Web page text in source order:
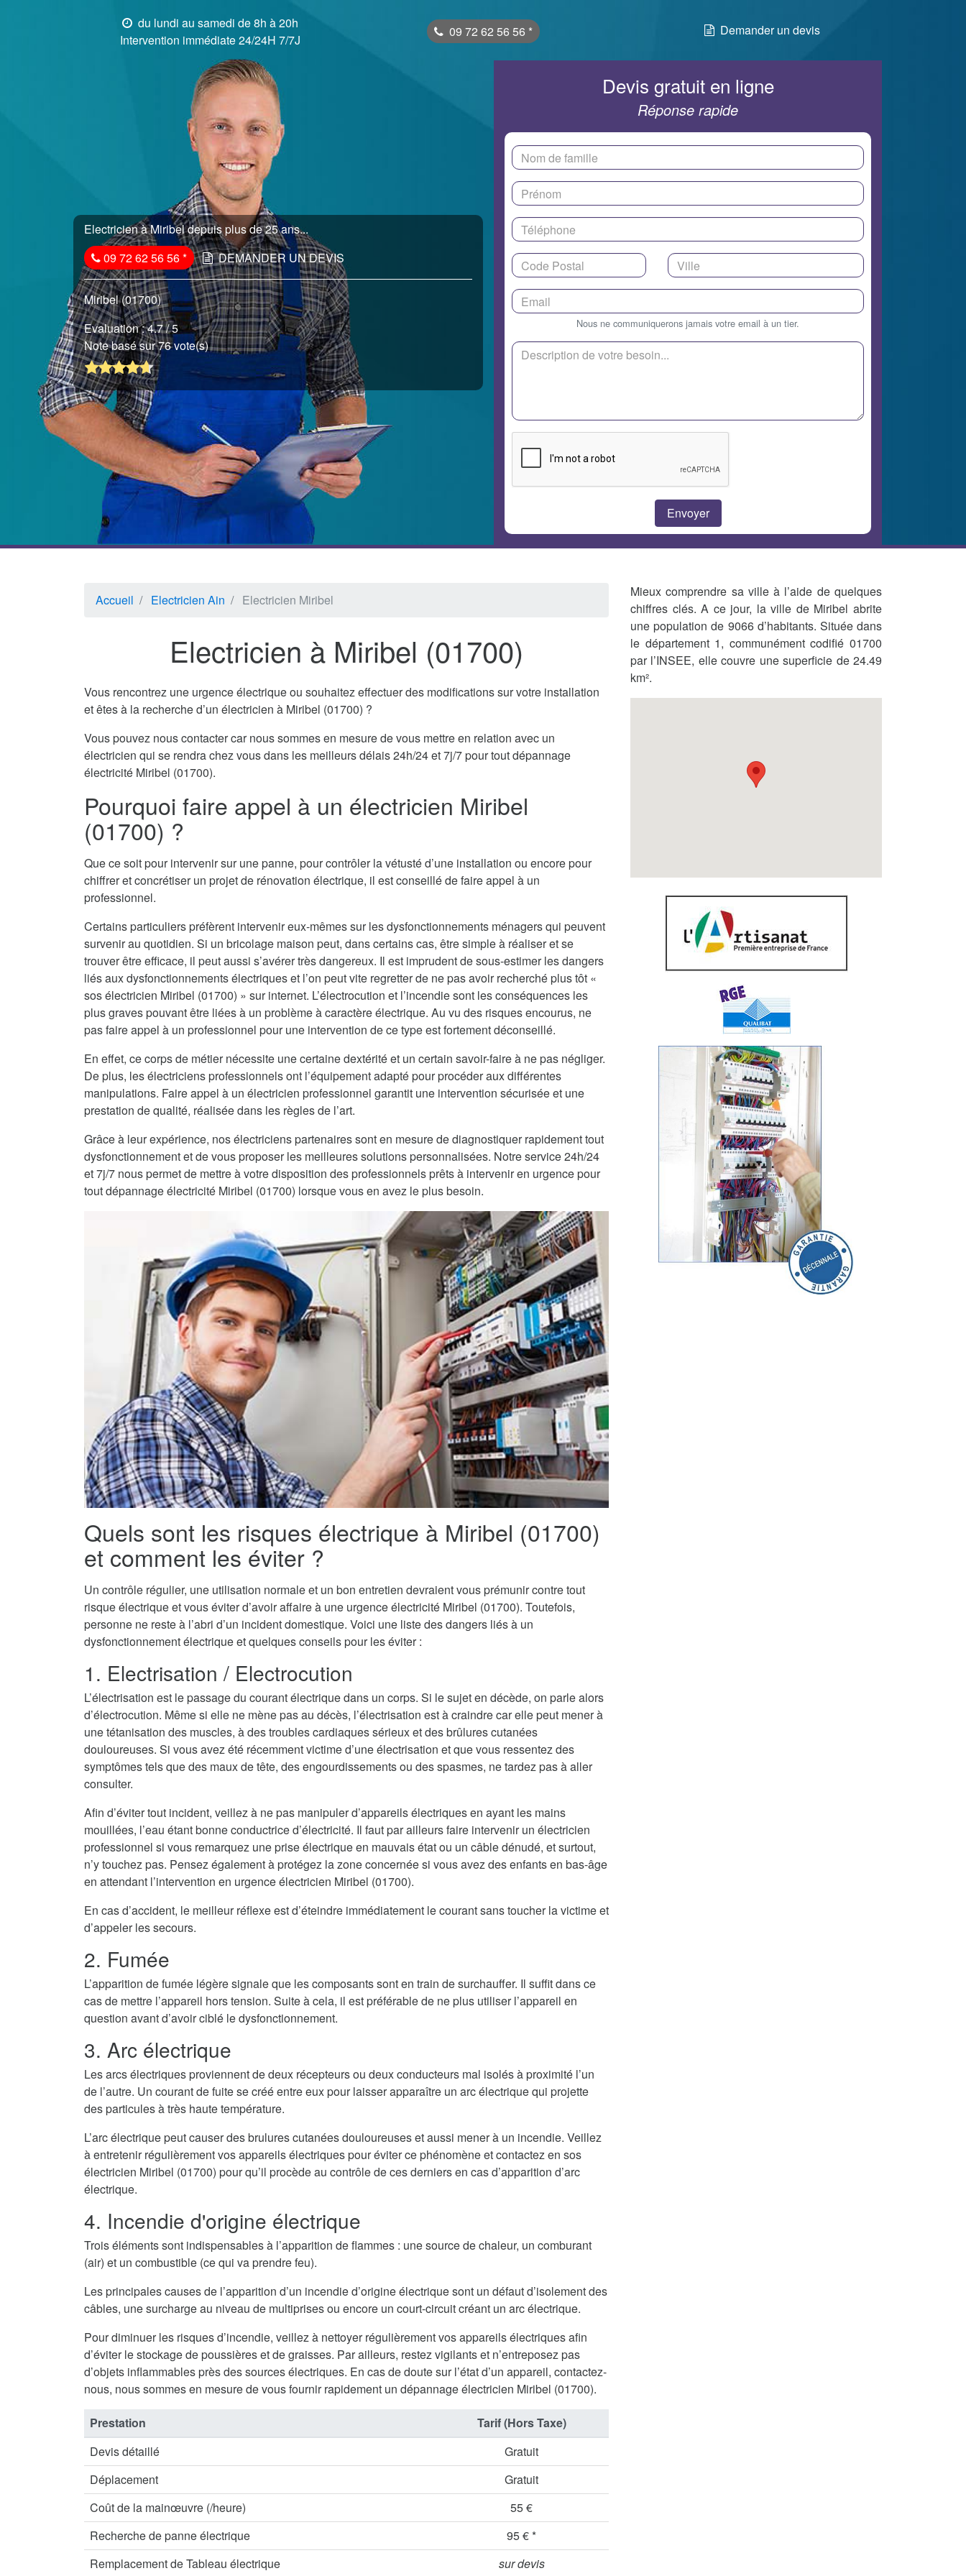
du lundi au samedi de 8h à 20h
Intervention immédiate 24/24H 7/7J
09 72 62 56 56 * Demander un devis
Electricien à Miribel depuis plus de 25 ans...
09 72 62 56 56* DEMANDER UN DEVIS
Miribel (01700)
Evaluation :4.7/ 5
Note basé sur 76 vote(s)
Devis gratuit en ligne
Réponse rapide
Nous ne communiquerons jamais votre email à un tier.
Accueil Electricien Ain Electricien Miribel
Electricien à Miribel (01700)
Vous rencontrez une urgence électrique ou souhaitez effectuer des modifications sur votre installation
et êtes à la recherche d’un électricien à Miribel (01700) ?
Vous pouvez nous contacter car nous sommes en mesure de vous mettre en relation avec un
électricien qui se rendra chez vous dans les meilleurs délais 24h/24 et 7j/7 pour tout dépannage
électricité Miribel (01700).
Pourquoi faire appel à un électricien Miribel
(01700) ?
Que ce soit pour intervenir sur une panne, pour contrôler la vétusté d’une installation ou encore pour
chiffrer et concrétiser un projet de rénovation électrique, il est conseillé de faire appel à un
professionnel.
Certains particuliers préfèrent intervenir eux-mêmes sur les dysfonctionnements ménagers qui peuvent
survenir au quotidien. Si un bricolage maison peut, dans certains cas, être simple à réaliser et se
trouver être efficace, il peut aussi s’avérer très dangereux. Il est imprudent de sous-estimer les dangers
liés aux dysfonctionnements électriques et l’on peut vite regretter de ne pas avoir recherché plus tôt «
sos électricien Miribel (01700) » sur internet. L’électrocution et l’incendie sont les conséquences les
plus graves pouvant être liées à un problème à caractère électrique. Au vu des risques encourus, ne
pas faire appel à un professionnel pour une intervention de ce type est fortement déconseillé.
En effet, ce corps de métier nécessite une certaine dextérité et un certain savoir-faire à ne pas négliger.
De plus, les électriciens professionnels ont l’équipement adapté pour procéder aux différentes
manipulations. Faire appel à un électricien professionnel garantit une intervention sécurisée et une
prestation de qualité, réalisée dans les règles de l’art.
Grâce à leur expérience, nos électriciens partenaires sont en mesure de diagnostiquer rapidement tout
dysfonctionnement et de vous proposer les meilleures solutions personnalisées. Notre service 24h/24
et 7j/7 nous permet de mettre à votre disposition des professionnels prêts à intervenir en urgence pour
tout dépannage électricité Miribel (01700) lorsque vous en avez le plus besoin.
Quels sont les risques électrique à Miribel (01700)
et comment les éviter ?
Un contrôle régulier, une utilisation normale et un bon entretien devraient vous prémunir contre tout
risque électrique et vous éviter d’avoir affaire à une urgence électricité Miribel (01700). Toutefois,
personne ne reste à l’abri d’un incident domestique. Voici une liste des dangers liés à un
dysfonctionnement électrique et quelques conseils pour les éviter :
1. Electrisation / Electrocution
L’électrisation est le passage du courant électrique dans un corps. Si le sujet en décède, on parle alors
d’électrocution. Même si elle ne mène pas au décès, l’électrisation est à craindre car elle peut mener à
une tétanisation des muscles, à des troubles cardiaques sérieux et des brûlures cutanées
douloureuses. Si vous avez été récemment victime d’une électrisation et que vous ressentez des
symptômes tels que des maux de tête, des engourdissements ou des spasmes, ne tardez pas à aller
consulter.
Afin d’éviter tout incident, veillez à ne pas manipuler d’appareils électriques en ayant les mains
mouillées, l’eau étant bonne conductrice d’électricité. Il faut par ailleurs faire intervenir un électricien
professionnel si vous remarquez une prise électrique en mauvais état ou un câble dénudé, et surtout,
n’y touchez pas. Pensez également à protégez la zone concernée si vous avez des enfants en bas-âge
en attendant l’intervention en urgence électricien Miribel (01700).
En cas d’accident, le meilleur réflexe est d’éteindre immédiatement le courant sans toucher la victime et
d’appeler les secours.
2. Fumée
L’apparition de fumée légère signale que les composants sont en train de surchauffer. Il suffit dans ce
cas de mettre l’appareil hors tension. Suite à cela, il est préférable de ne plus utiliser l’appareil en
question avant d’avoir ciblé le dysfonctionnement.
3. Arc électrique
Les arcs électriques proviennent de deux récepteurs ou deux conducteurs mal isolés à proximité l’un
de l’autre. Un courant de fuite se créé entre eux pour laisser apparaître un arc électrique qui projette
des particules à très haute température.
L’arc électrique peut causer des brulures cutanées douloureuses et aussi mener à un incendie. Veillez
à entretenir régulièrement vos appareils électriques pour éviter ce phénomène et contactez en sos
électricien Miribel (01700) pour qu’il procède au contrôle de ces derniers en cas d’apparition d’arc
électrique.
4. Incendie d'origine électrique
Trois éléments sont indispensables à l’apparition de flammes : une source de chaleur, un comburant
(air) et un combustible (ce qui va prendre feu).
Les principales causes de l’apparition d’un incendie d’origine électrique sont un défaut d’isolement des
câbles, une surcharge au niveau de multiprises ou encore un court-circuit créant un arc électrique.
Pour diminuer les risques d’incendie, veillez à nettoyer régulièrement vos appareils électriques afin
d’éviter le stockage de poussières et de graisses. Par ailleurs, restez vigilants et n’entreposez pas
d’objets inflammables près des sources électriques. En cas de doute sur l’état d’un appareil, contactez-
nous, nous sommes en mesure de vous fournir rapidement un dépannage électricien Miribel (01700).
Prestation
Tarif (Hors Taxe)
Devis détaillé
Gratuit
Déplacement
Gratuit
Coût de la mainœuvre (/heure)
55 €
Recherche de panne électrique
95 € *
Remplacement de Tableau électrique
sur devis
Mieux comprendre sa ville à l’aide de quelques
chiffres clés. A ce jour, la ville de Miribel abrite
une population de 9066 d’habitants. Située dans
le département 1, communément codifié 01700
par l’INSEE, elle couvre une superficie de 24.49
km².